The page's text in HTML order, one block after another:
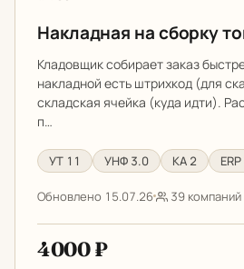
Накладная на сборку
Кладовщик собирает заказ
накладной есть штрихкод (для
складская ячейка (куда идти).
п…
УТ 11 УНФ 3.0 КА 2
Обновлено 15.07.26 39 компаний
4000 ₽